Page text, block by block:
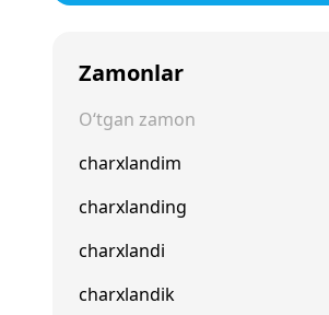
Zamonlar
O‘tgan zamon
charxlandim
charxlanding
charxlandi
charxlandik